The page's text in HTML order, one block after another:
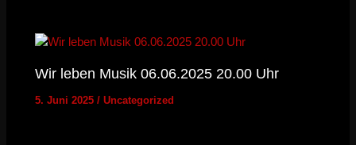
Wir leben Musik 06.06.2025 20.00 Uhr
5. Juni 2025/Uncategorized